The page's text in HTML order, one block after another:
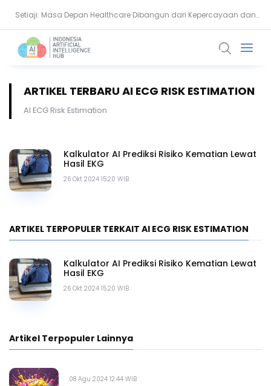
Setiaji: Masa Depan Healthcare Dibangun dari Kepercayaan dan
NVIDIA Bentuk Aliansi AI Open Source untuk Perkuat Keamanan Siber
ARTIKEL TERBARU AI ECG RISK ESTIMATION
AI ECG Risk Estimation
26 Okt 2024 15.20 WIB
Kalkulator AI Prediksi Risiko Kematian Lewat
Hasil EKG
ARTIKEL TERPOPULER TERKAIT AI ECG RISK ESTIMATION
26 Okt 2024 15.20 WIB
Kalkulator AI Prediksi Risiko Kematian Lewat
Hasil EKG
Artikel Terpopuler Lainnya
08 Agu 2024 12.44 WIB